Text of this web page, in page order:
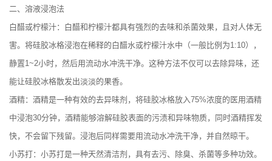
二、溶液浸泡法
白醋或柠檬汁：白醋和柠檬汁都具有强烈的去味和杀菌效果，且对人体无
害。将硅胶冰格浸泡在稀释的白醋水或柠檬汁水中（一般比例为1:10），
静置1~2小时，然后用流动水冲洗干净。这种方法不仅可以去除异味，还
能让硅胶冰格散发出淡淡的果香。
酒精：酒精是一种有效的去异味剂，将硅胶冰格放入75%浓度的医用酒精
中浸泡30分钟，酒精能够溶解硅胶表面的污渍和异味物质，同时酒精挥发
快，不会留下残留。浸泡后同样需要用流动水冲洗干净，并自然晾干。
小苏打：小苏打是一种天然清洁剂，具有去污、除臭、杀菌等多种功效。